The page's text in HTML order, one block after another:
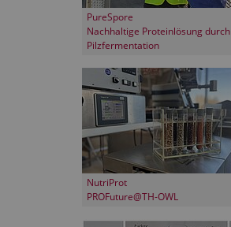
PureSpore
Nachhaltige Proteinlösung durch
Pilzfermentation
NutriProt
PROFuture@TH-OWL